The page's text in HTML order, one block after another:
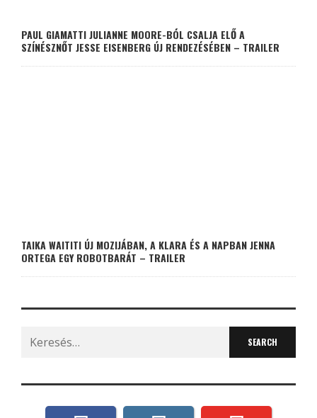
PAUL GIAMATTI JULIANNE MOORE-BÓL CSALJA ELŐ A
SZÍNÉSZNŐT JESSE EISENBERG ÚJ RENDEZÉSÉBEN – TRAILER
TAIKA WAITITI ÚJ MOZIJÁBAN, A KLARA ÉS A NAPBAN JENNA
ORTEGA EGY ROBOTBARÁT – TRAILER
Search
for: